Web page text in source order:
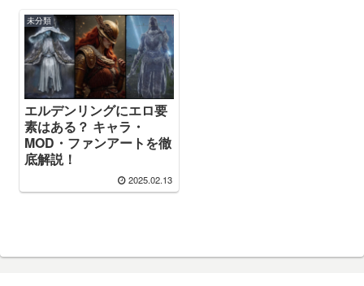
未分類
エルデンリングにエロ要
素はある？ キャラ・
MOD・ファンアートを徹
底解説！
2025.02.13